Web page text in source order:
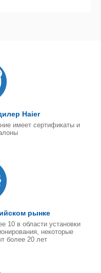
Haier
имеет сертификаты и
рынке
10 в области установки
некоторые
более 20 лет